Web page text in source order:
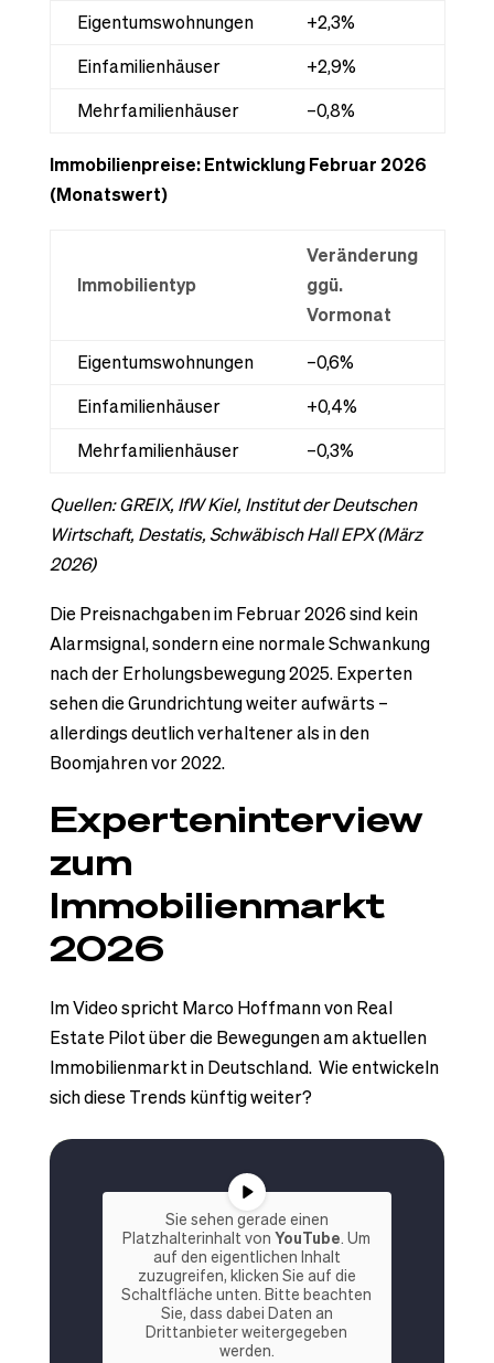
Eigentumswohnungen
+2,3%
Einfamilienhäuser
+2,9%
Mehrfamilienhäuser
–0,8%
Immobilienpreise: Entwicklung Februar 2026
(Monatswert)
Immobilientyp
Veränderung
ggü.
Vormonat
Eigentumswohnungen
–0,6%
Einfamilienhäuser
+0,4%
Mehrfamilienhäuser
–0,3%
Quellen: GREIX, IfW Kiel, Institut der Deutschen
Wirtschaft, Destatis, Schwäbisch Hall EPX (März
2026)
Die Preisnachgaben im Februar 2026 sind kein
Alarmsignal, sondern eine normale Schwankung
nach der Erholungsbewegung 2025. Experten
sehen die Grundrichtung weiter aufwärts –
allerdings deutlich verhaltener als in den
Boomjahren vor 2022.
Experteninterview
zum
Immobilienmarkt
2026
Im Video spricht Marco Hoffmann von Real
Estate Pilot über die Bewegungen am aktuellen
Immobilienmarkt in Deutschland. Wie entwickeln
sich diese Trends künftig weiter?
Sie sehen gerade einen
Platzhalterinhalt vonYouTube. Um
auf den eigentlichen Inhalt
zuzugreifen, klicken Sie auf die
Schaltfläche unten. Bitte beachten
Sie, dass dabei Daten an
Drittanbieter weitergegeben
werden.